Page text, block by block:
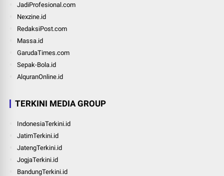
JadiProfesional.com
Nexzine.id
RedaksiPost.com
Massa.id
GarudaTimes.com
Sepak-Bola.id
AlquranOnline.id
TERKINI MEDIA GROUP
IndonesiaTerkini.id
JatimTerkini.id
JatengTerkini.id
JogjaTerkini.id
BandungTerkini.id